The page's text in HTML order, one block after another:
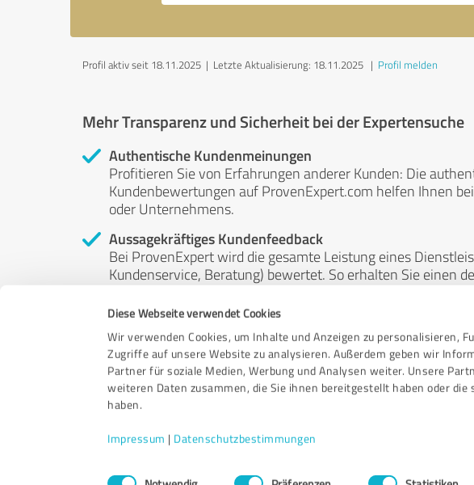
Diese Webseite verwendet Cookies
Wir verwenden Cookies, um Inhalte und Anzeigen zu personalisieren,
Zugriffe auf unsere Website zu analysieren. Außerdem geben wir
Partner für soziale Medien, Werbung und Analysen weiter. Unsere
weiteren Daten zusammen, die Sie ihnen bereitgestellt haben oder
haben.
Impressum | Datenschutzbestimmungen
Profil aktiv seit 18.11.2025 | Letzte Aktualisierung: 18.11.2025 | Profil melden
Mehr Transparenz und Sicherheit bei der Expertensuche
Authentische Kundenmeinungen
Profitieren Sie von Erfahrungen anderer Kunden: Die
Kundenbewertungen auf ProvenExpert.com helfen Ihnen
oder Unternehmens.
Aussagekräftiges Kundenfeedback
Bei ProvenExpert wird die gesamte Leistung eines
Kundenservice, Beratung) bewertet. So erhalten Sie einen
Unabhängige Bewertungen
ProvenExpert ist grundsätzlich kostenlos, unabhängig und
Kunden erfolgen freiwillig, können nicht gekauft werden
anderweitig beeinflussbar.